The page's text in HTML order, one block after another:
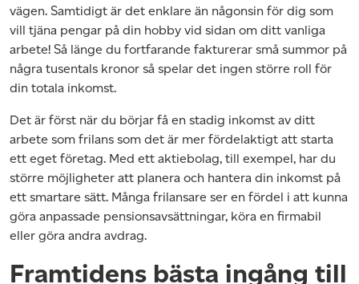
vägen. Samtidigt är det enklare än någonsin för dig som
vill tjäna pengar på din hobby vid sidan om ditt vanliga
arbete! Så länge du fortfarande fakturerar små summor på
några tusentals kronor så spelar det ingen större roll för
din totala inkomst.
Det är först när du börjar få en stadig inkomst av ditt
arbete som frilans som det är mer fördelaktigt att starta
ett eget företag. Med ett aktiebolag, till exempel, har du
större möjligheter att planera och hantera din inkomst på
ett smartare sätt. Många frilansare ser en fördel i att kunna
göra anpassade pensionsavsättningar, köra en firmabil
eller göra andra avdrag.
Framtidens bästa ingång till